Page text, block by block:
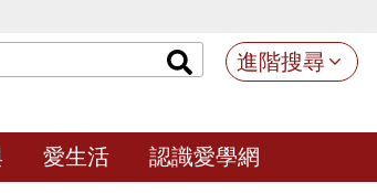
進階搜尋
愛生活 認識愛學網